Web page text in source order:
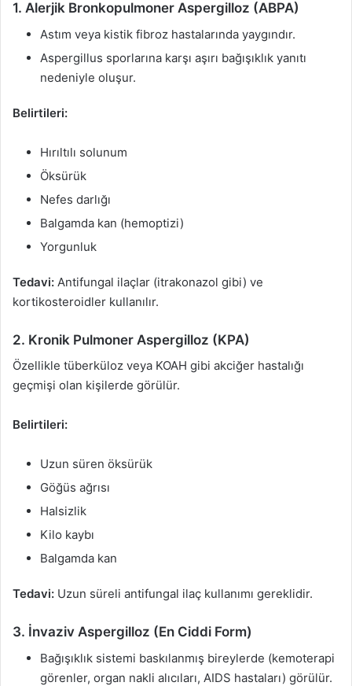
1. Alerjik Bronkopulmoner Aspergilloz (ABPA)
Astım veya kistik fibroz hastalarında yaygındır.
Aspergillus sporlarına karşı aşırı bağışıklık yanıtı
nedeniyle oluşur.
Belirtileri:
Hırıltılı solunum
Öksürük
Nefes darlığı
Balgamda kan (hemoptizi)
Yorgunluk
Tedavi: Antifungal ilaçlar (itrakonazol gibi) ve
kortikosteroidler kullanılır.
2. Kronik Pulmoner Aspergilloz (KPA)
Özellikle tüberküloz veya KOAH gibi akciğer hastalığı
geçmişi olan kişilerde görülür.
Belirtileri:
Uzun süren öksürük
Göğüs ağrısı
Halsizlik
Kilo kaybı
Balgamda kan
Tedavi: Uzun süreli antifungal ilaç kullanımı gereklidir.
3. İnvaziv Aspergilloz (En Ciddi Form)
Bağışıklık sistemi baskılanmış bireylerde (kemoterapi
görenler, organ nakli alıcıları, AIDS hastaları) görülür.